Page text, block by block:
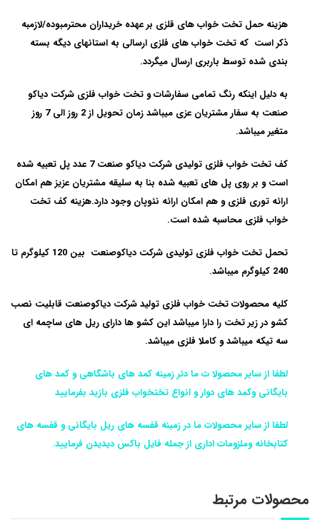
هزینه حمل تخت خواب های قلزی بر عهده خریداران محترمبوده/لازمبه
ذکر است که تخت خواب های فلزی ارسالی به استانهای دیگه بسته
بندی شده توسط باربری ارسال میگردد.
به دلیل اینکه رنگ تمامی سفارشات و تخت خواب فلزی شرکت دیاکو
صنعت به سفار مشتریان عزی میباشد زمان تحویل از 2 روز الی 7 روز
متغیر میباشد.
کف تخت خواب فلزی تولیدی شرکت دیاکو صنعت 7 عدد پل تعبیه شده
است و بر روی پل های تعبیه شده بنا به سلیقه مشتریان عزیز هم امکان
ارائه توری فلزی و هم امکان ارائه نئوپان وجود دارد.هزینه کف تخت
خواب فلزی محاسبه شده است.
تحمل تخت خواب فلزی تولیدی شرکت دیاکوصنعت بین 120 کیلوگرم تا
240 کیلوگرم میباشد.
کلیه محصولات تخت خواب فلزی تولید شرکت دیاکوصنعت قابلیت نصب
کشو در زیر تخت را دارا میباشد این کشو ها دارای ریل های ساچمه ای
سه تیکه میباشد و کاملا فلزی میباشد.
لطفا از سایر محصولا ت ما دئر زمینه کمد های باشگاهی و کمد های
بایگانی وکمد های دوار و انواع تختخواب فلزی بازید بفرمایید
لطفا از سایر محصولات ما در زمینه قفسه های ریل بایگانی و قفسه های
کتابخانه وملزومات اداری از جمله فایل باکس دیدیدن فرمایید.
محصولات مرتبط